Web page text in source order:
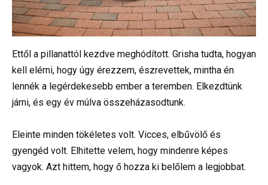
Ettől a pillanattól kezdve meghódított. Grisha tudta, hogyan
kell elérni, hogy úgy érezzem, észrevettek, mintha én
lennék a legérdekesebb ember a teremben. Elkezdtünk
járni, és egy év múlva összeházasodtunk.
Eleinte minden tökéletes volt. Vicces, elbűvölő és
gyengéd volt. Elhitette velem, hogy mindenre képes
vagyok. Azt hittem, hogy ő hozza ki belőlem a legjobbat.